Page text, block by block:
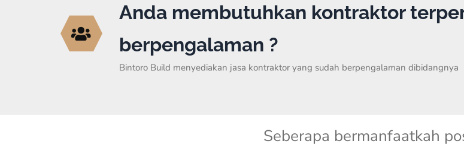
Anda membutuhkan kontraktor
berpengalaman ?
Bintoro Build menyediakan jasa kontraktor yang sudah berpengalaman dibidangnya
Seberapa bermanfaatkah